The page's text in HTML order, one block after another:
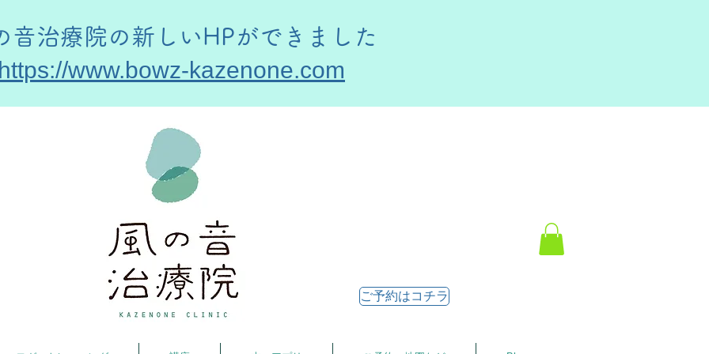
音治療院の新しいHPができました
www.bowz-kazenone.com
ご予約はコチラ